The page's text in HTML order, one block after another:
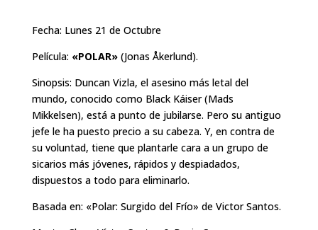
Fecha: Lunes 21 de Octubre
Película: «POLAR»(Jonas Åkerlund).
Sinopsis: Duncan Vizla, el asesino más letal del
mundo, conocido como Black Káiser (Mads
Mikkelsen), está a punto de jubilarse. Pero su antiguo
jefe le ha puesto precio a su cabeza. Y, en contra de
su voluntad, tiene que plantarle cara a un grupo de
sicarios más jóvenes, rápidos y despiadados,
dispuestos a todo para eliminarlo.
Basada en: «Polar: Surgido del Frío» de Victor Santos.